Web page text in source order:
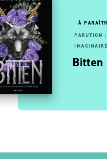
PAGES: 13/05/2026
le maître des
- Tome 7, La …
À
PARUTION
IMAGINAIRE
Bitten